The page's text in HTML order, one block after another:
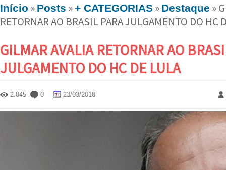
Início » Posts »+ CATEGORIAS » Destaque »
RETORNAR AO BRASIL PARA JULGAMENTO DO HC
GILMAR AVALIA RETORNAR AO
JULGAMENTO DO HC DE LULA
2.845 0 23/03/2018